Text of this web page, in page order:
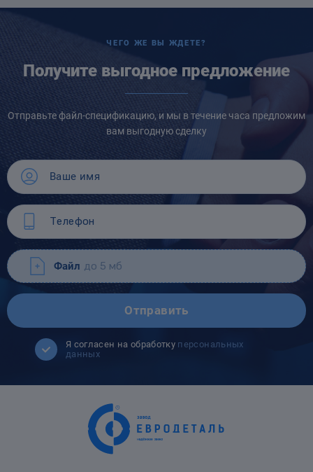
ЧЕГО ЖЕ ВЫ ЖДЕТЕ?
Получите выгодное предложение
Отправьте файл-спецификацию, и мы в течение часа предложим
вам выгодную сделку
Файл до 5 мб
Отправить
Я согласен на обработку персональных
данных